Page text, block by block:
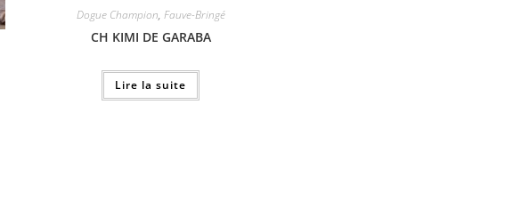
Dogue Champion, Fauve-Bringé
CH KIMI DE GARABA
Lire la suite